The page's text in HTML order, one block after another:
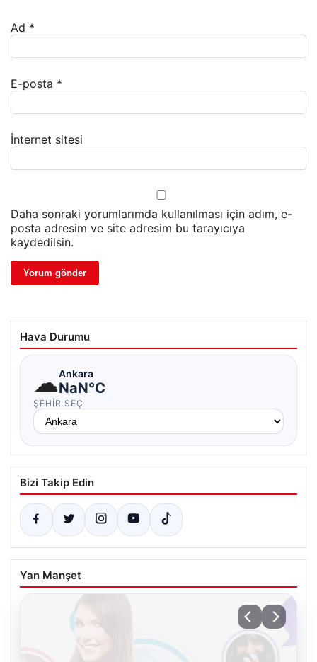
Ad *
E-posta *
İnternet sitesi
Daha sonraki yorumlarımda kullanılması için adım, e-
posta adresim ve site adresim bu tarayıcıya
kaydedilsin.
Hava Durumu
☁Ankara
NaN°C
ŞEHIR SEÇ
Bizi Takip Edin
Yan Manşet